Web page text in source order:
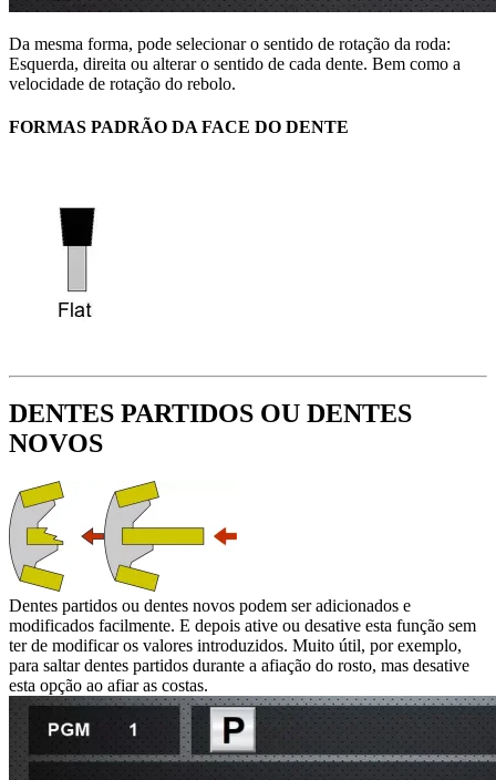
Da mesma forma, pode selecionar o sentido de rotação da roda:
Esquerda, direita ou alterar o sentido de cada dente. Bem como a
velocidade de rotação do rebolo.
FORMAS PADRÃO DA FACE DO DENTE
DENTES PARTIDOS OU DENTES
NOVOS
Dentes partidos ou dentes novos podem ser adicionados e
modificados facilmente. E depois ative ou desative esta função sem
ter de modificar os valores introduzidos. Muito útil, por exemplo,
para saltar dentes partidos durante a afiação do rosto, mas desative
esta opção ao afiar as costas.